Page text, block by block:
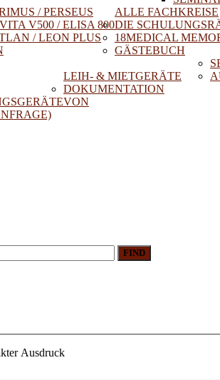
ALLE FACHKREISE
/ PERSEUS
V500 / ELISA 800
/ LEON PLUS
DIE
18MEDICAL
GÄSTEBUCH
LEIH- & MIETGERÄTE
DOKUMENTATION
VON
FIND
Ausdruck